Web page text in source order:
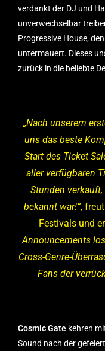
verdankt der DJ und
unverwechselbar
Progressive House,
untermauert. Dieses
zurück in die beliebte
„Nach unserem
uns das beste
Start des Ticket
aller verfügbaren
Stunden
bekannt war!“,
Festivals und
Announcements
Cross-Genre-
Fans der
Cosmic Gate kehren
Sound nach der